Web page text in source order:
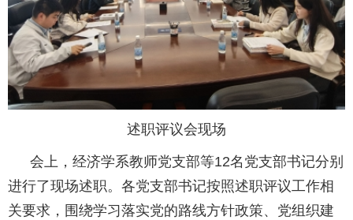
述职评议会现场
会上，经济学系教师党支部等12名党支部书记分别
进行了现场述职。各党支部书记按照述职评议工作相
关要求，围绕学习落实党的路线方针政策、党组织建